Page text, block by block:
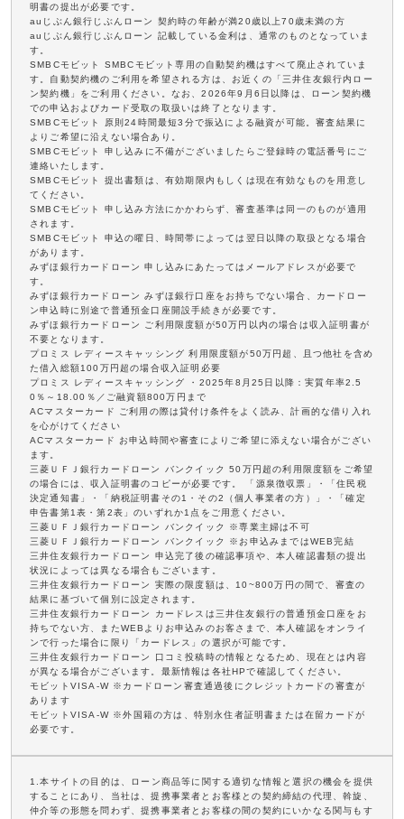
明書の提出が必要です。
auじぶん銀行じぶんローン 契約時の年齢が満20歳以上70歳未満の方
auじぶん銀行じぶんローン 記載している金利は、通常のものとなっていま
す。
SMBCモビット SMBCモビット専用の自動契約機はすべて廃止されていま
す。自動契約機のご利用を希望される方は、お近くの「三井住友銀行内ロー
ン契約機」をご利用ください。なお、2026年9月6日以降は、ローン契約機
での申込およびカード受取の取扱いは終了となります。
SMBCモビット 原則24時間最短3分で振込による融資が可能。審査結果に
よりご希望に沿えない場合あり。
SMBCモビット 申し込みに不備がございましたらご登録時の電話番号にご
連絡いたします。
SMBCモビット 提出書類は、有効期限内もしくは現在有効なものを用意し
てください。
SMBCモビット 申し込み方法にかかわらず、審査基準は同一のものが適用
されます。
SMBCモビット 申込の曜日、時間帯によっては翌日以降の取扱となる場合
があります。
みずほ銀行カードローン 申し込みにあたってはメールアドレスが必要で
す。
みずほ銀行カードローン みずほ銀行口座をお持ちでない場合、カードロー
ン申込時に別途で普通預金口座開設手続きが必要です。
みずほ銀行カードローン ご利用限度額が50万円以内の場合は収入証明書が
不要となります。
プロミス レディースキャッシング 利用限度額が50万円超、且つ他社を含め
た借入総額100万円超の場合収入証明必要
プロミス レディースキャッシング ・2025年8月25日以降：実質年率2.5
0％～18.00％／ご融資額800万円まで
ACマスターカード ご利用の際は貸付け条件をよく読み、計画的な借り入れ
を心がけてください
ACマスターカード お申込時間や審査によりご希望に添えない場合がござい
ます。
三菱ＵＦＪ銀行カードローン バンクイック 50万円超の利用限度額をご希望
の場合には、収入証明書のコピーが必要です。 「源泉徴収票」・「住民税
決定通知書」・「納税証明書その1・その2（個人事業者の方）」・「確定
申告書第1表・第2表」のいずれか1点をご用意ください。
三菱ＵＦＪ銀行カードローン バンクイック ※専業主婦は不可
三菱ＵＦＪ銀行カードローン バンクイック ※お申込みまではWEB完結
三井住友銀行カードローン 申込完了後の確認事項や、本人確認書類の提出
状況によっては異なる場合もございます。
三井住友銀行カードローン 実際の限度額は、10~800万円の間で、審査の
結果に基づいて個別に設定されます。
三井住友銀行カードローン カードレスは三井住友銀行の普通預金口座をお
持ちでない方、またWEBよりお申込みのお客さまで、本人確認をオンライ
ンで行った場合に限り「カードレス」の選択が可能です。
三井住友銀行カードローン 口コミ投稿時の情報となるため、現在とは内容
が異なる場合がございます。最新情報は各社HPで確認してください。
モビットVISA-W ※カードローン審査通過後にクレジットカードの審査が
あります
モビットVISA-W ※外国籍の方は、特別永住者証明書または在留カードが
必要です。
1.本サイトの目的は、ローン商品等に関する適切な情報と選択の機会を提供
することにあり、当社は、提携事業者とお客様との契約締結の代理、斡旋、
仲介等の形態を問わず、提携事業者とお客様の間の契約にいかなる関与もす